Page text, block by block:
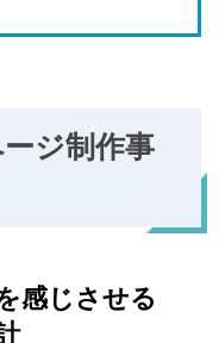
ジ制作事
感じさせる